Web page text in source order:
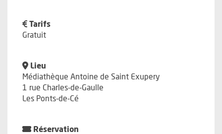
Tarifs
Gratuit
Lieu
Médiathèque Antoine de Saint Exupery
1 rue Charles-de-Gaulle
Les Ponts-de-Cé
Réservation